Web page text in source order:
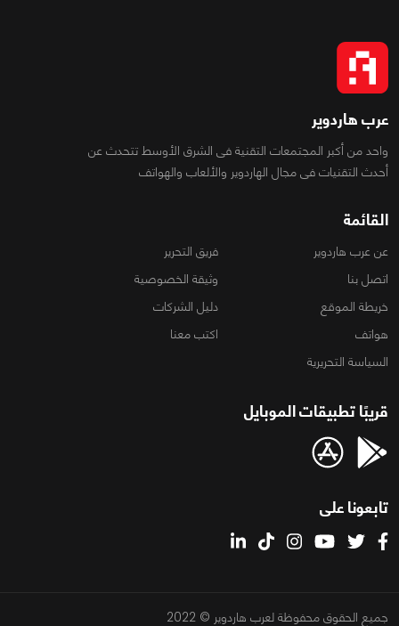
عرب هاردوير
واحد من أكبر المجتمعات التقنية فى الشرق الأوسط تتحدث عن
أحدث التقنيات فى مجال الهاردوير والألعاب والهواتف
القائمة
عن عرب هاردوير
فريق التحرير
اتصل بنا
وثيقة الخصوصية
خريطة الموقع
دليل الشركات
هواتف
اكتب معنا
السياسة التحريرية
قريبًا تطبيقات الموبايل
تابعونا على
جميع الحقوق محفوظة لعرب هاردوير © 2022